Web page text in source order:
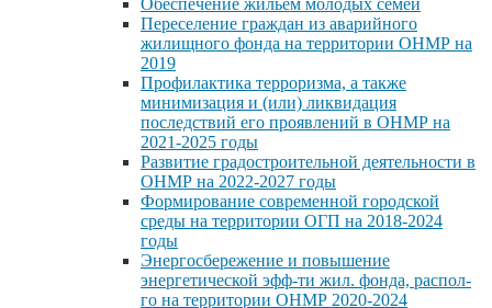
Обеспечение жильем молодых семей
Переселение граждан из аварийного
жилищного фонда на территории ОНМР на
2019
Профилактика терроризма, а также
минимизация и (или) ликвидация
последствий его проявлений в ОНМР на
2021-2025 годы
Развитие градостроительной деятельности в
ОНМР на 2022-2027 годы
Формирование современной городской
среды на территории ОГП на 2018-2024
годы
Энергосбережение и повышение
энергетической эфф-ти жил. фонда, распол-
го на территории ОНМР 2020-2024